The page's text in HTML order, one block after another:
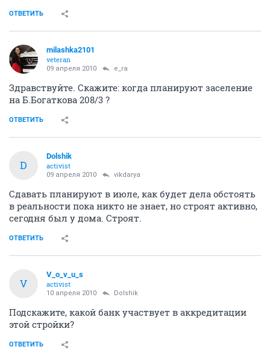
ОТВЕТИТЬ
milashka2101
veteran
09 апреля 2010 e_ra
Здравствуйте. Скажите: когда планируют заселение
на Б.Богаткова 208/3 ?
ОТВЕТИТЬ
D
Dolshik
activist
09 апреля 2010 vikdarya
Сдавать планируют в июле, как будет дела обстоять
в реальности пока никто не знает, но строят активно,
сегодня был у дома. Строят.
ОТВЕТИТЬ
V
V_o_v_u_s
activist
10 апреля 2010 Dolshik
Подскажите, какой банк участвует в аккредитации
этой стройки?
ОТВЕТИТЬ